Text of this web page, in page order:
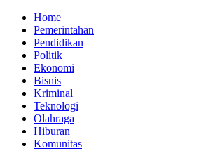
Home
Pemerintahan
Pendidikan
Politik
Ekonomi
Bisnis
Kriminal
Teknologi
Olahraga
Hiburan
Komunitas